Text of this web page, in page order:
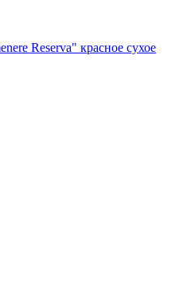
Reserva" красное сухое